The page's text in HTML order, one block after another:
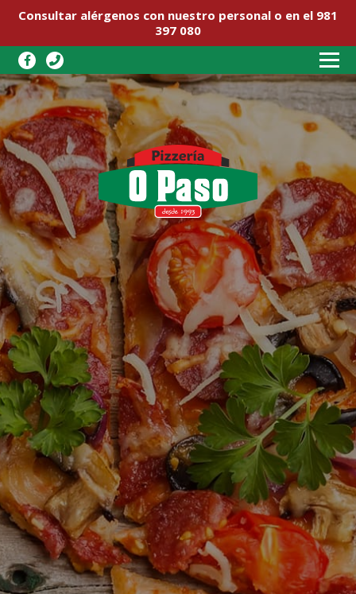
Consultar alérgenos con nuestro personal o en el 981
397 080